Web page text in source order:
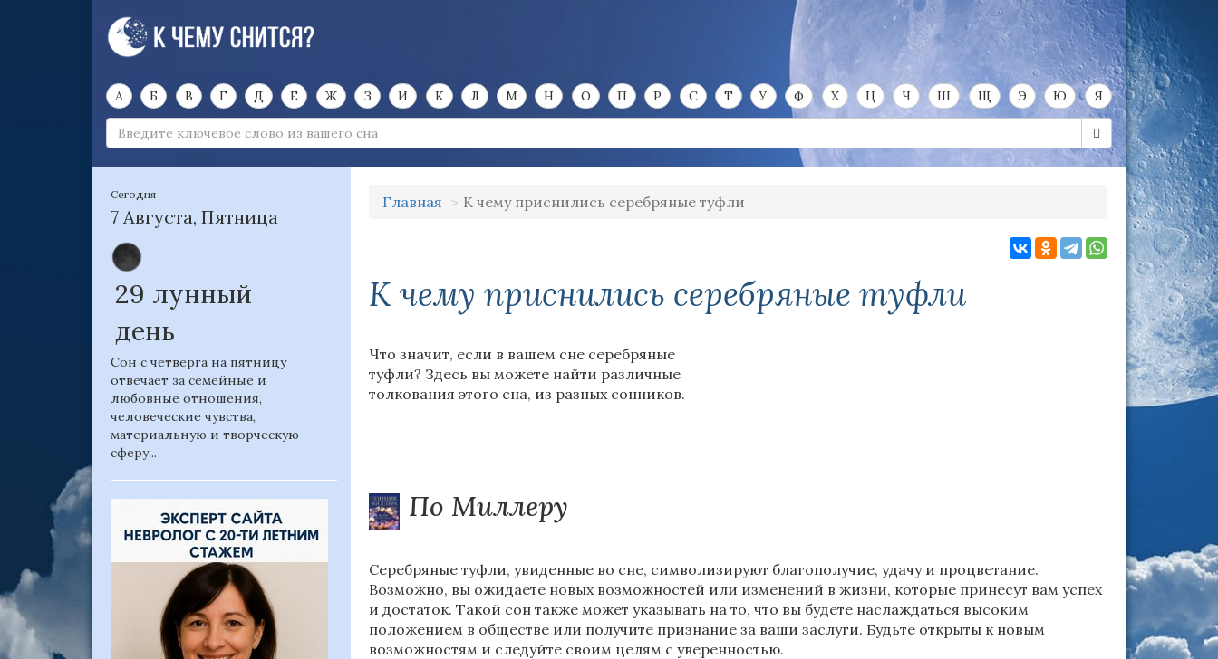
А Б В Г Д Е Ж З И К Л М Н О П Р С Т У Ф Х Ц Ч Ш Щ Э Ю Я
Сегодня
7 Августа, Пятница
29 лунный
день
Сон с четверга на пятницу
отвечает за семейные и
любовные отношения,
человеческие чувства,
материальную и творческую
сферу...
Главная К чему приснились серебряные туфли
К чему приснились серебряные туфли
Что значит, если в вашем сне серебряные
туфли? Здесь вы можете найти различные
толкования этого сна, из разных сонников.
По Миллеру
Серебряные туфли, увиденные во сне, символизируют благополучие, удачу и процветание.
Возможно, вы ожидаете новых возможностей или изменений в жизни, которые принесут вам успех
и достаток. Такой сон также может указывать на то, что вы будете наслаждаться высоким
положением в обществе или получите признание за ваши заслуги. Будьте открыты к новым
возможностям и следуйте своим целям с уверенностью.